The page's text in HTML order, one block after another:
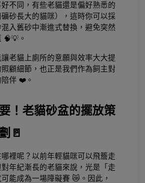
不同，有些老貓還是偏好熟悉的
砂長大的貓咪），這時你可以採
入舊砂中漸進式替換，避免突然
🧠💡。
老貓上廁所的意願與效率大大提
顧細節，也正是我們作為飼主對
伴 ❤️。
！老貓砂盆的擺放策
🚪
裡呢？以前年輕貓咪可以飛簷走
年紀漸長的老貓來說，光是「走
能成為一場障礙賽 😿。因此，